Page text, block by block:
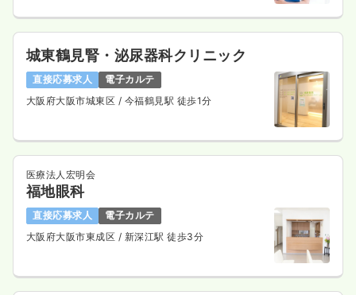
城東鶴見腎・泌尿器科クリニック
直接応募求人
電子カルテ
大阪府大阪市城東区 / 今福鶴見駅 徒歩1分
医療法人宏明会
福地眼科
直接応募求人
電子カルテ
大阪府大阪市東成区 / 新深江駅 徒歩3分